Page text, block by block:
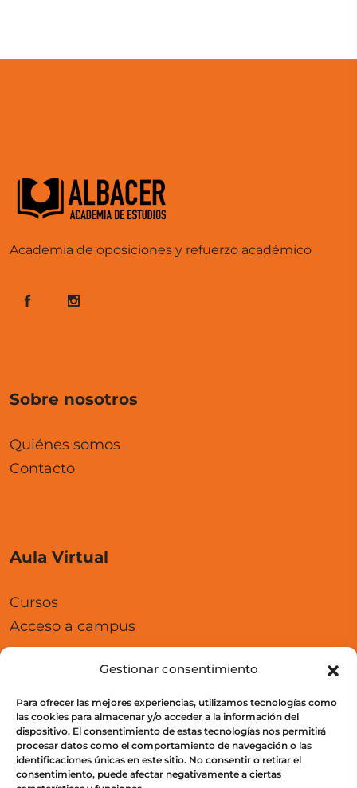
Gestionar consentimiento
Para ofrecer las mejores experiencias, utilizamos tecnologías como
las cookies para almacenar y/o acceder a la información del
dispositivo. El consentimiento de estas tecnologías nos permitirá
procesar datos como el comportamiento de navegación o las
identificaciones únicas en este sitio. No consentir o retirar el
consentimiento, puede afectar negativamente a ciertas
Academia de oposiciones y refuerzo académico
Sobre nosotros
Quiénes somos
Contacto
Aula Virtual
Cursos
Acceso a campus
Legal
Política de privacidad
Política de Protección de Datos